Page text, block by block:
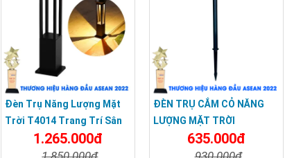
Đèn Trụ Năng Lượng Mặt
Trời T4014 Trang Trí Sân
Vườn, Công Viên, Đường
1.265.000đ
ĐÈN TRỤ CẮM CỎ NĂNG
LƯỢNG MẶT TRỜI
635.000đ